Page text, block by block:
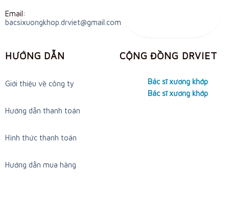
Email:
bacsixuongkhop.drviet@gmail.com
HƯỚNG DẪN
Giới thiệu về công ty
Hướng dẫn thanh toán
Hình thức thanh toán
Hướng dẫn mua hàng
CỘNG ĐỒNG DRVIET
Bác sĩ xương khớp
Bác sĩ xương khớp